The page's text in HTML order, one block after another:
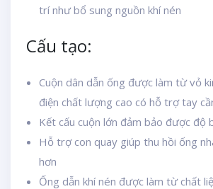
trí như bổ sung nguồn khí nén
Cấu tạo:
Cuộn dân dẫn ống được làm từ vỏ
điện chất lượng cao có hỗ trợ tay
Kết cấu cuộn lớn đảm bảo được độ
Hỗ trợ con quay giúp thu hồi ống
hơn
Ống dẫn khí nén được làm từ chất